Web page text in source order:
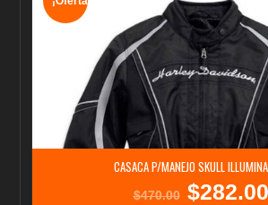
CASACA P/MANEJO SKULL
$470.00
El
$282.00